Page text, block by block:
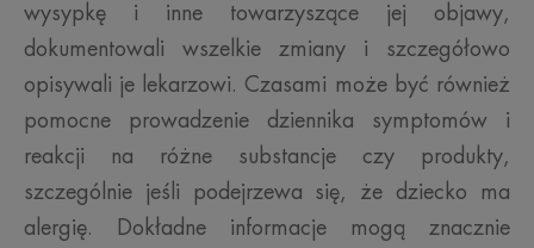
wysypkę i inne towarzyszące jej objawy,
dokumentowali wszelkie zmiany i szczegółowo
opisywali je lekarzowi. Czasami może być również
pomocne prowadzenie dziennika symptomów i
reakcji na różne substancje czy produkty,
szczególnie jeśli podejrzewa się, że dziecko ma
alergię. Dokładne informacje mogą znacznie